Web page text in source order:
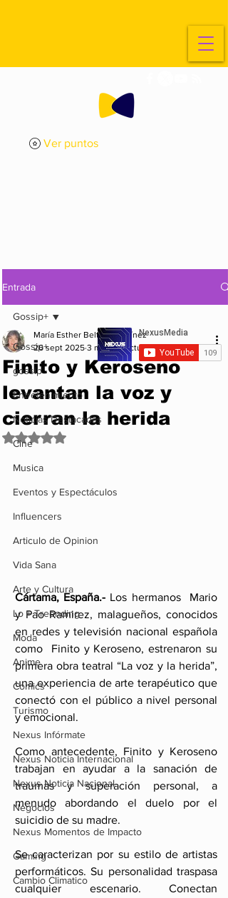
Ver puntos
Entrada
Gossip+
gossip
Entretenimiento
Noticias Destacadas
Cine
Musica
Eventos y Espectáculos
Influencers
Articulo de Opinion
Vida Sana
Arte y Cultura
Lo + Treending
Moda
Anime
Comics
Turismo
Nexus Infórmate
Nexus Noticia Internacional
Nexus Noticia Nacional
Negocios
Nexus Momentos de Impacto
Gaming
Cambio Climatico
Gossip+
Finito y Keroseno
levantan la voz y
cierran la herida
María Esther Beltrán Martínez
26 sept 2025 3 min de lectura
Obtuvo NaN de 5 estrellas.
Cártama, España.- Los hermanos  Mario
y Pao Ramirez, malagueños, conocidos
en redes y televisión nacional española
como  Finito y Keroseno, estrenaron su
primera obra teatral “La voz y la herida”,
una experiencia de arte terapéutico que
conectó con el público a nivel personal
y emocional.
Como antecedente, Finito y Keroseno
trabajan en ayudar a la sanación de
traumas y superación personal, a
menudo abordando el duelo por el
suicidio de su madre.
Se caracterizan por su estilo de artistas
performáticos. Su personalidad traspasa
cualquier escenario. Conectan